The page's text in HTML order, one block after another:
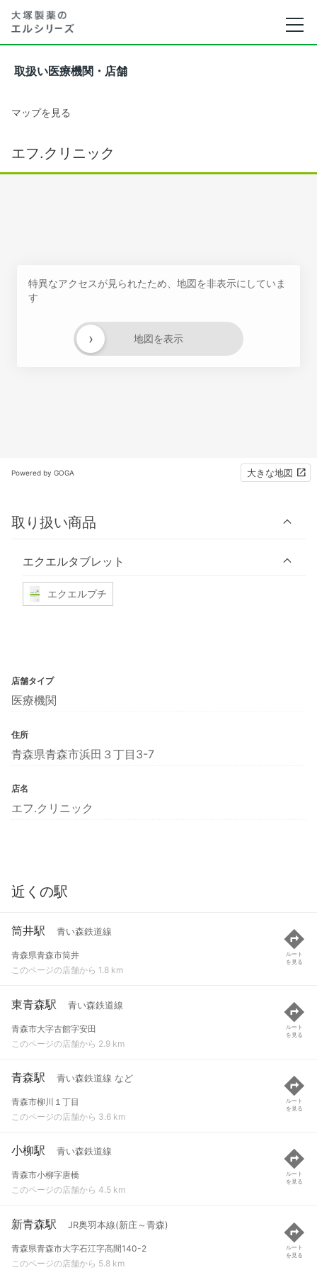
取扱い医療機関・店舗
マップを見る
エフ.クリニック
特異なアクセスが見られたため、地図を非表示にしていま
す
地図を表示
›
Powered by GOGA 大きな地図
取り扱い商品
エクエルタブレット
エクエルプチ
店舗タイプ
医療機関
住所
青森県青森市浜田３丁目3-7
店名
エフ.クリニック
近くの駅
筒井駅 青い森鉄道線
青森県青森市筒井
このページの店舗から 1.8 km
ルート
を見る
東青森駅 青い森鉄道線
青森市大字古館字安田
このページの店舗から 2.9 km
ルート
を見る
青森駅 青い森鉄道線 など
青森市柳川１丁目
このページの店舗から 3.6 km
ルート
を見る
小柳駅 青い森鉄道線
青森市小柳字唐橋
このページの店舗から 4.5 km
ルート
を見る
新青森駅 JR奥羽本線(新庄～青森)
青森県青森市大字石江字高間140-2
このページの店舗から 5.8 km
ルート
を見る